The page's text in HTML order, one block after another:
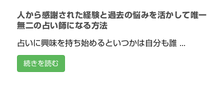
人から感謝された経験と過去の悩みを活かして唯一
無二の占い師になる方法
占いに興味を持ち始めるといつかは自分も誰 ...
続きを読む